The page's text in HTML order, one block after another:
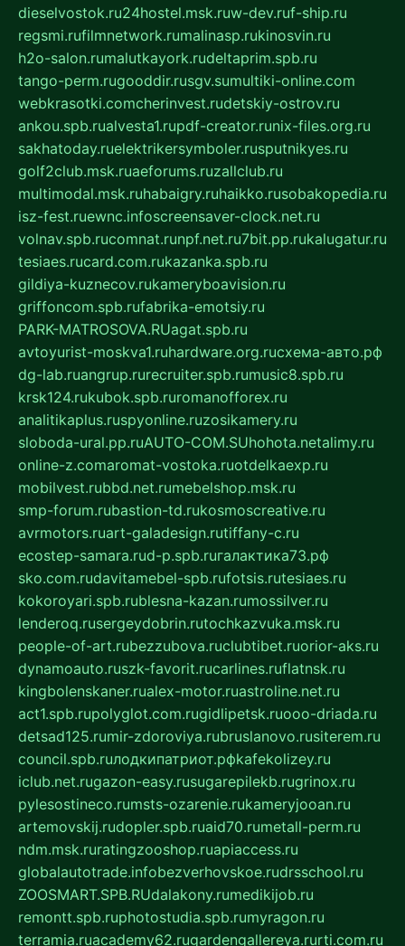
dieselvostok.ru24hostel.msk.ruw-dev.ruf-ship.ru
regsmi.rufilmnetwork.rumalinasp.rukinosvin.ru
h2o-salon.rumalutkayork.rudeltaprim.spb.ru
tango-perm.rugooddir.rusgv.sumultiki-online.com
webkrasotki.comcherinvest.rudetskiy-ostrov.ru
ankou.spb.rualvesta1.rupdf-creator.runix-files.org.ru
sakhatoday.ruelektrikersymboler.rusputnikyes.ru
golf2club.msk.ruaeforums.ruzallclub.ru
multimodal.msk.ruhabaigry.ruhaikko.rusobakopedia.ru
isz-fest.ruewnc.infoscreensaver-clock.net.ru
volnav.spb.rucomnat.runpf.net.ru7bit.pp.rukalugatur.ru
tesiaes.rucard.com.rukazanka.spb.ru
gildiya-kuznecov.rukameryboavision.ru
griffoncom.spb.rufabrika-emotsiy.ru
PARK-MATROSOVA.RUagat.spb.ru
avtoyurist-moskva1.ruhardware.org.ruсхема-авто.рф
dg-lab.ruangrup.rurecruiter.spb.rumusic8.spb.ru
krsk124.rukubok.spb.ruromanofforex.ru
analitikaplus.ruspyonline.ruzosikamery.ru
sloboda-ural.pp.ruAUTO-COM.SUhohota.netalimy.ru
online-z.comaromat-vostoka.ruotdelkaexp.ru
mobilvest.rubbd.net.rumebelshop.msk.ru
smp-forum.rubastion-td.rukosmoscreative.ru
avrmotors.ruart-galadesign.rutiffany-c.ru
ecostep-samara.rud-p.spb.ruгалактика73.рф
sko.com.rudavitamebel-spb.rufotsis.rutesiaes.ru
kokoroyari.spb.rublesna-kazan.rumossilver.ru
lenderoq.rusergeydobrin.rutochkazvuka.msk.ru
people-of-art.rubezzubova.ruclubtibet.ruorior-aks.ru
dynamoauto.ruszk-favorit.rucarlines.ruflatnsk.ru
kingbolenskaner.rualex-motor.ruastroline.net.ru
act1.spb.rupolyglot.com.rugidlipetsk.ruooo-driada.ru
detsad125.rumir-zdoroviya.rubruslanovo.rusiterem.ru
council.spb.ruлодкипатриот.рфkafekolizey.ru
iclub.net.rugazon-easy.rusugarepilekb.rugrinox.ru
pylesostineco.rumsts-ozarenie.rukameryjooan.ru
artemovskij.rudopler.spb.ruaid70.rumetall-perm.ru
ndm.msk.ruratingzooshop.ruapiaccess.ru
globalautotrade.infobezverhovskoe.rudrsschool.ru
ZOOSMART.SPB.RUdalakony.rumedikijob.ru
remontt.spb.ruphotostudia.spb.rumyragon.ru
terramia.ruacademy62.rugardengallereya.rurti.com.ru